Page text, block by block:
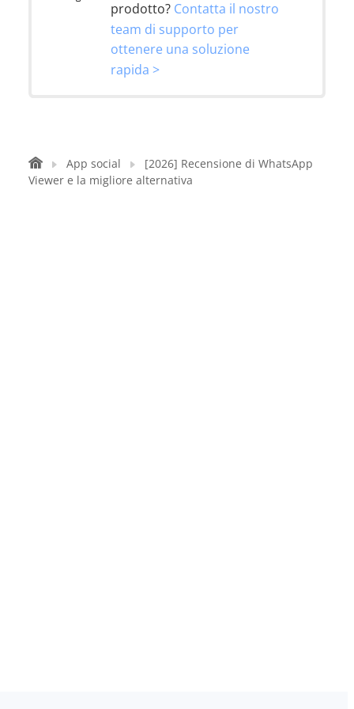
prodotto? Contatta il nostro
team di supporto per
ottenere una soluzione
rapida >
App social
[2026] Recensione di WhatsApp
Viewer e la migliore alternativa